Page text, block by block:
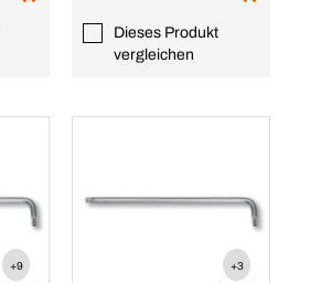
Dieses Produkt
vergleichen
+9 +3